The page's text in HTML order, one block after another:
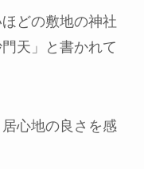
どの敷地の神社
天」と書かれて
心地の良さを感